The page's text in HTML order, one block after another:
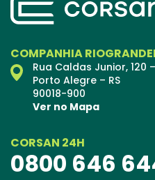
COMPANHIA
Rua Caldas Junior, 120
Porto Alegre – RS
90018-900
Ver no Mapa
CORSAN 24H
0800 646